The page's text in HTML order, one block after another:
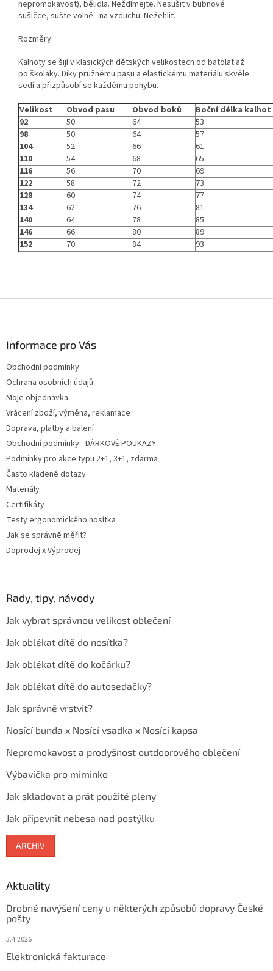
nepromokavost), bělidla. Neždímejte. Nesušit v bubnové
sušičce, sušte volně - na vzduchu. Nežehlit.
Rozměry:
Kalhoty se šijí v klasických dětských velikostech od batolat až
po školáky. Díky pružnému pasu a elastickému materiálu skvěle
sedí a přizpůsobí se každému pohybu.
Velikost
Obvod pasu Obvod boků
Boční délka kalhot
92
50 64
53
98
50 64
57
104
52 66
61
110
54 68
65
116
56 70
69
122
58 72
73
128
60 74
77
134
62 76
81
140
64 78
85
146
66 80
89
152
70 84 93
Informace pro Vás
Obchodní podmínky
Ochrana osobních údajů
Moje objednávka
Vrácení zboží, výměna, reklamace
Doprava, platby a balení
Obchodní podmínky - DÁRKOVÉ POUKAZY
Podmínky pro akce typu 2+1, 3+1, zdarma
Často kladené dotazy
Materiály
Certifikáty
Testy ergonomického nosítka
Jak se správně měřit?
Doprodej x Výprodej
Rady, tipy, návody
Jak vybrat správnou velikost oblečení
Jak oblékat dítě do nosítka?
Jak oblékat dítě do kočárku?
Jak oblékat dítě do autosedačky?
Jak správně vrstvit?
Nosící bunda x Nosící vsadka x Nosící kapsa
Nepromokavost a prodyšnost outdoorového oblečení
Výbavička pro miminko
Jak skladovat a prát použité pleny
Jak připevnit nebesa nad postýlku
ARCHIV
Aktuality
Drobné navýšení ceny u některých způsobů dopravy České
pošty
3.4.2026
Elektronická fakturace